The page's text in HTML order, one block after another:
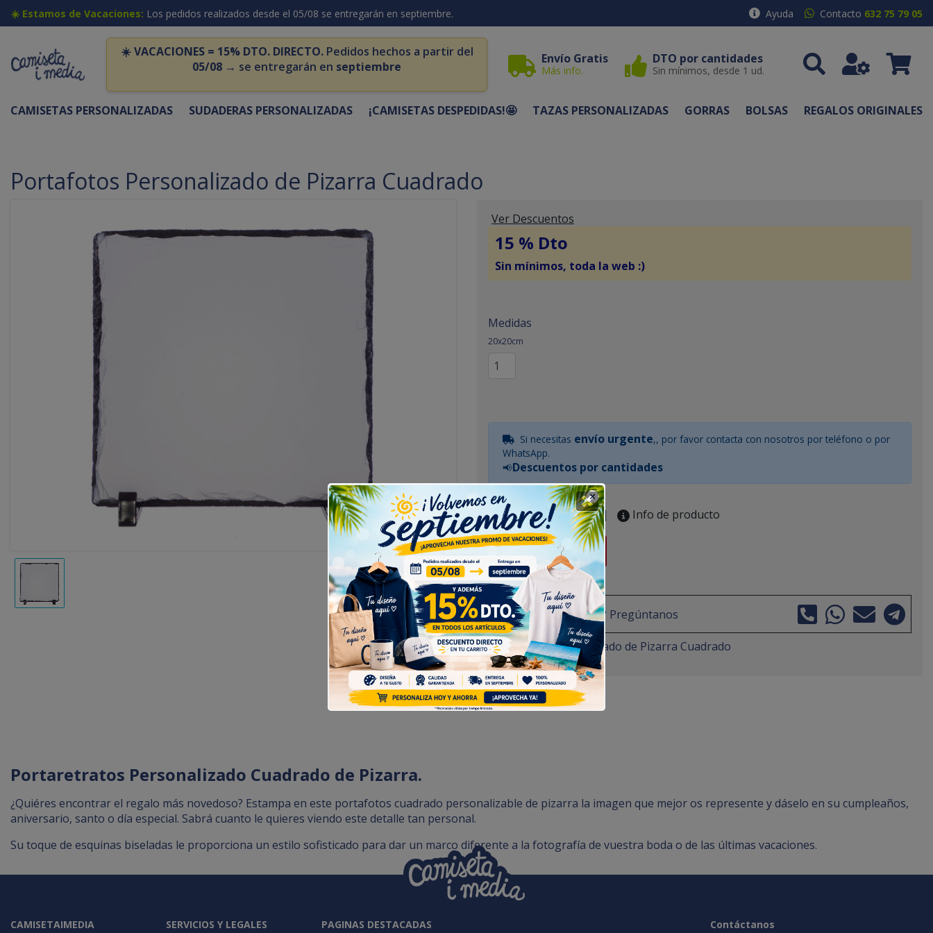
☀️ Estamos de Vacaciones: Los pedidos realizados desde el 05/08 se entregarán en septiembre. Ayuda Contacto 632 75 79 05
☀️VACACIONES = 15% DTO. DIRECTO.Pedidos hechos a partir del
05/08 → se entregarán en septiembre
Envío Gratis
Más info.
DTO por cantidades
Sin mínimos, desde 1 ud.
CAMISETAS PERSONALIZADAS SUDADERAS PERSONALIZADAS ¡CAMISETAS DESPEDIDAS!🤩 TAZAS PERSONALIZADAS GORRAS BOLSAS REGALOS ORIGINALES
Portafotos Personalizado de Pizarra Cuadrado
Ver Descuentos
15 % Dto
Sin mínimos, toda la web :)
Medidas
20x20cm
Si necesitas envío urgente,, por favor contacta con nosotros por teléfono o por
WhatsApp.
📢Descuentos por cantidades
Guía de tallas | Info de producto
Empieza a Diseñar
¿Tienes alguna duda? Pregúntanos
Portafotos Personalizado de Pizarra Cuadrado
Portaretratos Personalizado Cuadrado de Pizarra.
¿Quiéres encontrar el regalo más novedoso? Estampa en este portafotos cuadrado personalizable de pizarra la imagen que mejor os represente y dáselo en su cumpleaños,
aniversario, santo o día especial. Sabrá cuanto le quieres viendo este detalle tan personal.
Su toque de esquinas biseladas le proporciona un estilo sofisticado para dar un marco diferente a la fotografía de vuestra boda o de las últimas vacaciones.
CAMISETAIMEDIA SERVICIOS Y LEGALES PAGINAS DESTACADAS Contáctanos